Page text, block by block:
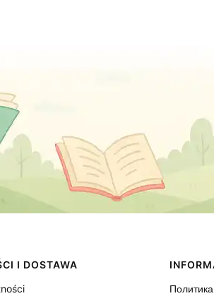
I DOSTAWA